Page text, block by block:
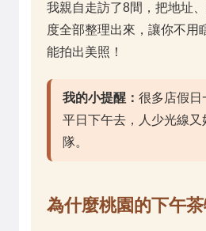
我親自走訪了8間，把地址
度全部整理出來，讓你不用
能拍出美照！
我的小提醒： 很多店假日
平日下午去，人少光線
隊。
為什麼桃園的下午